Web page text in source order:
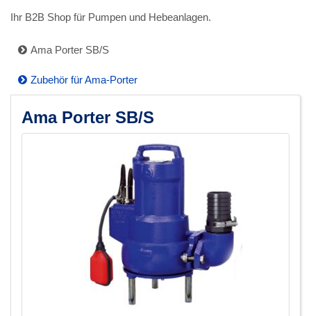
Ihr B2B Shop für Pumpen und Hebeanlagen.
Ama Porter SB/S
Zubehör für Ama-Porter
Ama Porter SB/S